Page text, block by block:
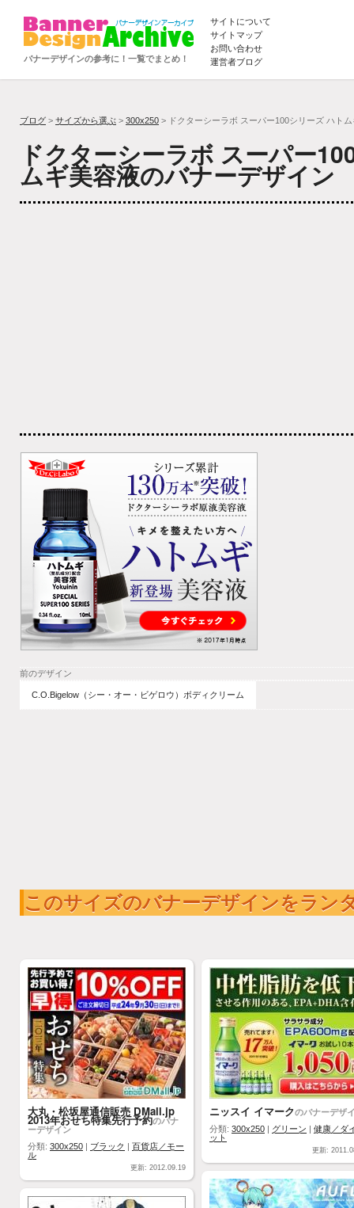
バナーデザインの参考に！一覧でまとめ！
サイトについて
サイトマップ
お問い合わせ
運営者ブログ
ブログ > サイズから選ぶ > 300x250 > ドクターシーラボ スーパー100シリーズ ハト
ドクターシーラボ スーパー
ムギ美容液のバナーデザイン
前のデザイン
C.O.Bigelow（シー・オー・ビゲロウ）ボディクリーム
このサイズのバナーデザインをラン
大丸・松坂屋通信販売 DMall.jp
2013年おせち特集先行予約のバナ
ーデザイン
分類: 300x250 ブラック
百貨店／モー
ル
更新: 2012.09.19
ニッスイ イマークのバナーデザ
分類: 300x250 グリーン
健康／ダ
ット
更新: